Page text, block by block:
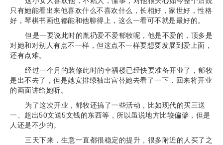
只有她能看出来他喜欢什么不喜欢什么，长相好，家世好，性格
好，琴棋书画也都能和他聊得上，这么一看可不就是最好的。
但是一要说此时的胤礽爱不爱郁牧呢，他是不爱的，顶多是
对她和对别人有点不一样，但这点不一样要想要发展到爱上面，
还有点难。
经过一个月的装修此时的幸福楼已经快要准备开业了，郁牧
是出不去了，但是她安排绿袖出宫替她去看了一下，回来将开业
的画面讲给她听。
为了这次开业，郁牧还搞了一些活动，比如现代的买三送
一、超出50文送5文钱的东西等，所以虽说地方比较偏僻，但是
人还是不少的。
三天下来，生意一直都很稳定的提升，很多附近的人买了之